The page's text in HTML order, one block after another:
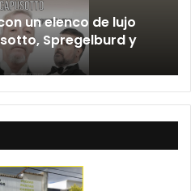
un elenco de lujo
Spregelburd y